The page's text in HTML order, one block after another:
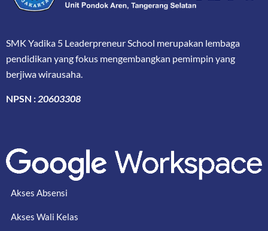
SMK Yadika 5 Leaderpreneur School merupakan lembaga
pendidikan yang fokus mengembangkan pemimpin yang
berjiwa wirausaha.
NPSN : 20603308
Akses Absensi
Akses Wali Kelas